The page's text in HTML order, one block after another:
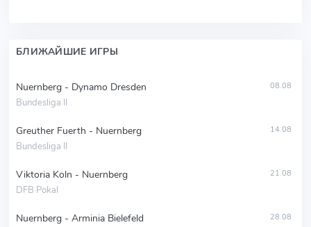
БЛИЖАЙШИЕ ИГРЫ
Nuernberg - Dynamo Dresden
Bundesliga II
08.08
Greuther Fuerth - Nuernberg
Bundesliga II
14.08
Viktoria Koln - Nuernberg
DFB Pokal
21.08
Nuernberg - Arminia Bielefeld 28.08